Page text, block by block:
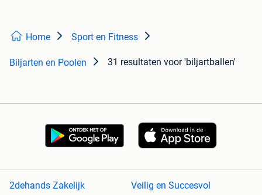
Home Sport en Fitness
Biljarten en Poolen 31 resultaten voor 'biljartballen'
2dehands Zakelijk
Veilig en Succesvol